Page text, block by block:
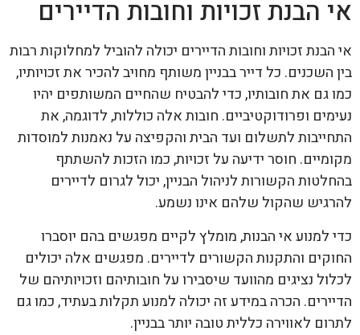
אי הבנת זכויות וחובות הדיירים
אי הבנת זכויות וחובות הדיירים יכולה להוביל למחלוקות רבות
בין השכנים. כל דייר בבניין משותף מחויב להכיר את זכויותיו,
כמו גם את חובותיו, כדי להבטיח שהחיים המשותפים יהיו
נעימים ופרודוקטיביים. חובות אלה כוללות, לדוגמה, את
התחייבות לתשלום ועד הבית והקפיצה על נאמנות למוסדות
מקומיים. חוסר ידיעה על זכויות, כמו הזכות להשתתף
בהחלטות הקשורות לניהול הבניין, יכול לגרום לדיירים
להרגיש שהקול שלהם אינו נשמע.
כדי למנוע אי הבנות, מומלץ לקיים מפגשים בהם יוסברו
החוקים והתקנות הקשורים לדיירים. מפגשים אלה יכולים
לכלול נציגים מהוועד שיסבירו על חובותיהם וזכויותיהם של
הדיירים. הכרה במידע זה יכולה למנוע תקלות בעתיד, כמו גם
לתרום לאווירה כללית טובה יותר בבניין.